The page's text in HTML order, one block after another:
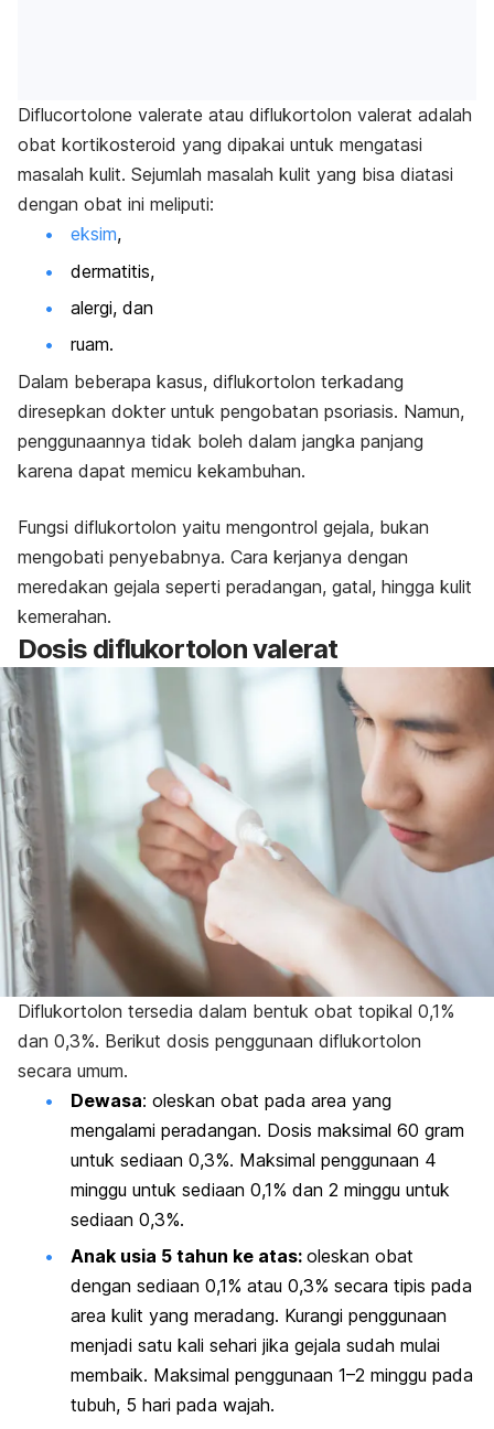
Diflucortolone valerate atau diflukortolon valerat adalah
obat kortikosteroid yang dipakai untuk mengatasi
masalah kulit. Sejumlah masalah kulit yang bisa diatasi
dengan obat ini meliputi:
eksim,
dermatitis,
alergi, dan
ruam.
Dalam beberapa kasus, diflukortolon terkadang
diresepkan dokter untuk pengobatan psoriasis. Namun,
penggunaannya tidak boleh dalam jangka panjang
karena dapat memicu kekambuhan.
Fungsi diflukortolon yaitu mengontrol gejala, bukan
mengobati penyebabnya. Cara kerjanya dengan
meredakan gejala seperti peradangan, gatal, hingga kulit
kemerahan.
Dosis diflukortolon valerat
Diflukortolon tersedia dalam bentuk obat topikal 0,1%
dan 0,3%. Berikut dosis penggunaan diflukortolon
secara umum.
Dewasa: oleskan obat pada area yang
mengalami peradangan. Dosis maksimal 60 gram
untuk sediaan 0,3%. Maksimal penggunaan 4
minggu untuk sediaan 0,1% dan 2 minggu untuk
sediaan 0,3%.
Anak usia 5 tahun ke atas: oleskan obat
dengan sediaan 0,1% atau 0,3% secara tipis pada
area kulit yang meradang. Kurangi penggunaan
menjadi satu kali sehari jika gejala sudah mulai
membaik. Maksimal penggunaan 1–2 minggu pada
tubuh, 5 hari pada wajah.